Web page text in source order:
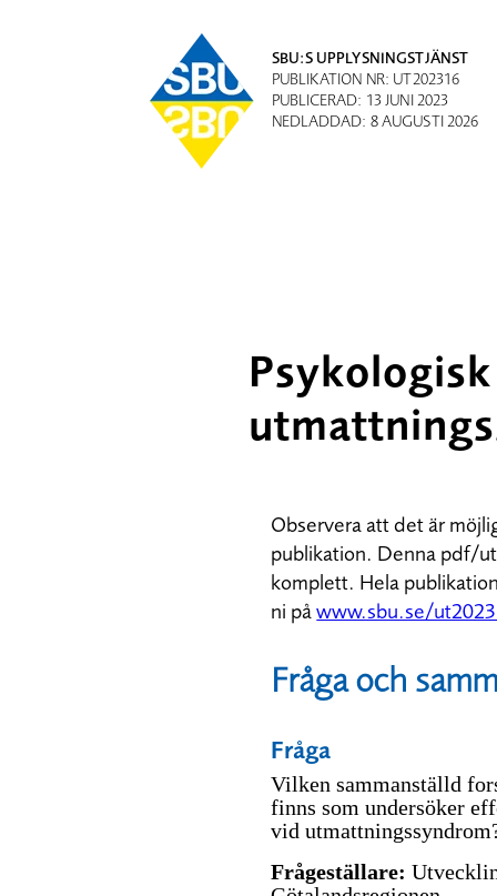
SBU:S UPPLYSNINGSTJÄNST
PUBLIKATION NR: UT202316
PUBLICERAD: 13 JUNI 2023
NEDLADDAD: 8 AUGUSTI 2026
Observera att det är
publikation. Denna pdf/
komplett. Hela
ni påwww.sbu.se/
Fråga och
Fråga
Vilken sammanställd
finns som undersöker
vid
Frågeställare: